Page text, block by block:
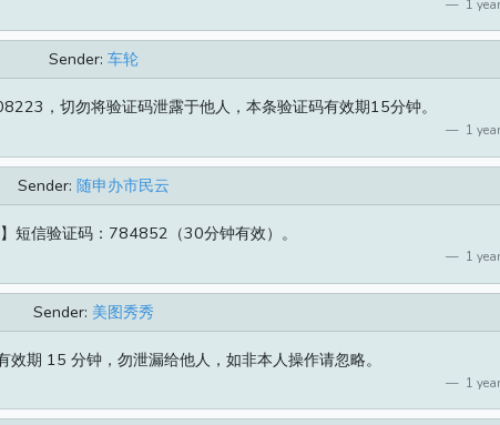
1
Sender: 车轮
，切勿将验证码泄露于他人，本条验证码有效期15分钟。
1
Sender: 随申办市民云
】短信验证码：784852（30分钟有效）。
1
Sender: 美图秀秀
效期 15 分钟，勿泄漏给他人，如非本人操作请忽略。
1